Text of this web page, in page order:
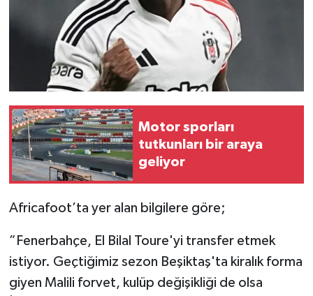
Motor sporları
tutkunları bir araya
geliyor
Africafoot’ta yer alan bilgilere göre;
”Fenerbahçe, El Bilal Toure'yi transfer etmek
istiyor. Geçtiğimiz sezon Beşiktaş'ta kiralık forma
giyen Malili forvet, kulüp değişikliği de olsa